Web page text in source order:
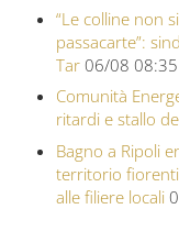
“Le colline non
passacarte”:
Tar 06/08 08:35
Comunità
ritardi e stallo
Bagno a Ripoli
territorio
alle filiere locali